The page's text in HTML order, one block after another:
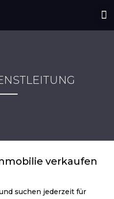
verkaufen
suchen jederzeit für